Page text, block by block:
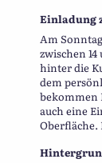
Einladung
Am
zwischen
hinter die
dem
bekommen
auch eine